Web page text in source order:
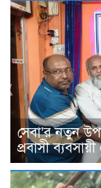
সেবা’র নতুন
প্রবাসী